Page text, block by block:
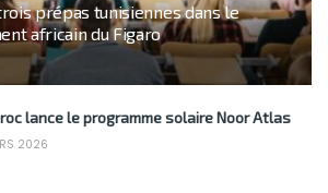
prépas tunisiennes dans le
africain du Figaro
lance le programme solaire Noor Atlas
2026